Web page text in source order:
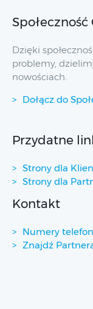
Społeczność
Dzięki
problemy,
nowościach.
Dołącz do
Przydatne
Strony dla
Strony dla
Kontakt
Numery
Znajdź